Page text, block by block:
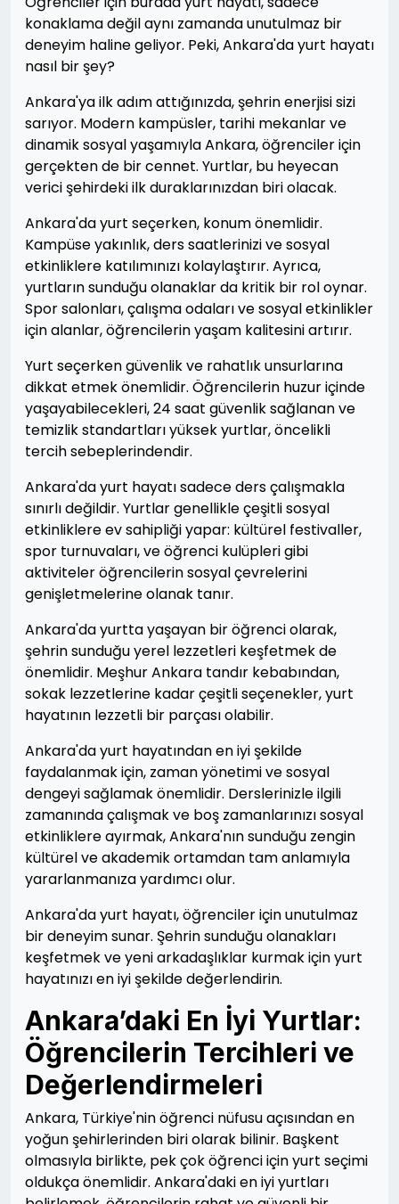
konaklama değil aynı zamanda unutulmaz bir
deneyim haline geliyor. Peki, Ankara'da yurt hayatı
nasıl bir şey?
Ankara'ya ilk adım attığınızda, şehrin enerjisi sizi
sarıyor. Modern kampüsler, tarihi mekanlar ve
dinamik sosyal yaşamıyla Ankara, öğrenciler için
gerçekten de bir cennet. Yurtlar, bu heyecan
verici şehirdeki ilk duraklarınızdan biri olacak.
Ankara'da yurt seçerken, konum önemlidir.
Kampüse yakınlık, ders saatlerinizi ve sosyal
etkinliklere katılımınızı kolaylaştırır. Ayrıca,
yurtların sunduğu olanaklar da kritik bir rol oynar.
Spor salonları, çalışma odaları ve sosyal etkinlikler
için alanlar, öğrencilerin yaşam kalitesini artırır.
Yurt seçerken güvenlik ve rahatlık unsurlarına
dikkat etmek önemlidir. Öğrencilerin huzur içinde
yaşayabilecekleri, 24 saat güvenlik sağlanan ve
temizlik standartları yüksek yurtlar, öncelikli
tercih sebeplerindendir.
Ankara'da yurt hayatı sadece ders çalışmakla
sınırlı değildir. Yurtlar genellikle çeşitli sosyal
etkinliklere ev sahipliği yapar: kültürel festivaller,
spor turnuvaları, ve öğrenci kulüpleri gibi
aktiviteler öğrencilerin sosyal çevrelerini
genişletmelerine olanak tanır.
Ankara'da yurtta yaşayan bir öğrenci olarak,
şehrin sunduğu yerel lezzetleri keşfetmek de
önemlidir. Meşhur Ankara tandır kebabından,
sokak lezzetlerine kadar çeşitli seçenekler, yurt
hayatının lezzetli bir parçası olabilir.
Ankara'da yurt hayatından en iyi şekilde
faydalanmak için, zaman yönetimi ve sosyal
dengeyi sağlamak önemlidir. Derslerinizle ilgili
zamanında çalışmak ve boş zamanlarınızı sosyal
etkinliklere ayırmak, Ankara'nın sunduğu zengin
kültürel ve akademik ortamdan tam anlamıyla
yararlanmanıza yardımcı olur.
Ankara'da yurt hayatı, öğrenciler için unutulmaz
bir deneyim sunar. Şehrin sunduğu olanakları
keşfetmek ve yeni arkadaşlıklar kurmak için yurt
hayatınızı en iyi şekilde değerlendirin.
Ankara’daki En İyi Yurtlar:
Öğrencilerin Tercihleri ve
Değerlendirmeleri
Ankara, Türkiye'nin öğrenci nüfusu açısından en
yoğun şehirlerinden biri olarak bilinir. Başkent
olmasıyla birlikte, pek çok öğrenci için yurt seçimi
oldukça önemlidir. Ankara'daki en iyi yurtları